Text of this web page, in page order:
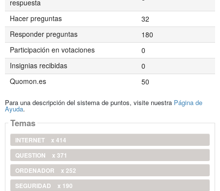
respuesta
Hacer preguntas
32
Responder preguntas
180
Participación en votaciones
0
Insignias recibidas
0
Quomon.es
50
Para una descripción del sistema de puntos, visite nuestra Página de
Ayuda.
Temas
INTERNET
x 414
QUESTION
x 371
ORDENADOR
x 252
SEGURIDAD
x 190